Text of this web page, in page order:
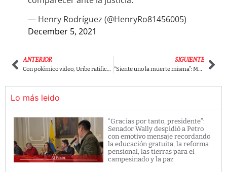
— Henry Rodríguez (@HenryRo81456005)
December 5, 2021
ANTERIOR
Con polémico video, Uribe ratificó a Miguel Uribe como cabeza de lista del Centro Democrático.
SIGUIENTE
“Siente uno la muerte misma”: Margarita Rosa opinó sobre Álvaro Uribe en La Tele Letal
Lo más leido
“Gracias por tanto, presidente”:
Senador Wally despidió a Petro
con emotivo mensaje recordando
la educación gratuita, la reforma
pensional, las tierras para el
campesinado y la paz